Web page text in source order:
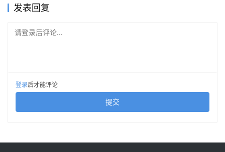
Meme 行情，$FLOKI、$Cheems、$BROCCOLI 等
链。下半年开始，以 $币安人生等中文 Meme 币为代表的
度则继续上升。$USDC、$USDT、$USD1、$U 等稳定币
广泛参与在支付、借贷、收益类产品中的应用。同时，
链上沉淀并长期留存。
发表回复
请登录后评论...
登录后才能评论
提交